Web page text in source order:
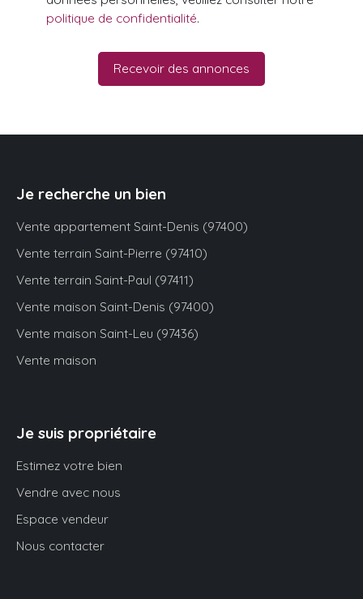
politique de confidentialité.
Recevoir des annonces
Je recherche un bien
Vente appartement Saint-Denis (97400)
Vente terrain Saint-Pierre (97410)
Vente terrain Saint-Paul (97411)
Vente maison Saint-Denis (97400)
Vente maison Saint-Leu (97436)
Vente maison
Je suis propriétaire
Estimez votre bien
Vendre avec nous
Espace vendeur
Nous contacter